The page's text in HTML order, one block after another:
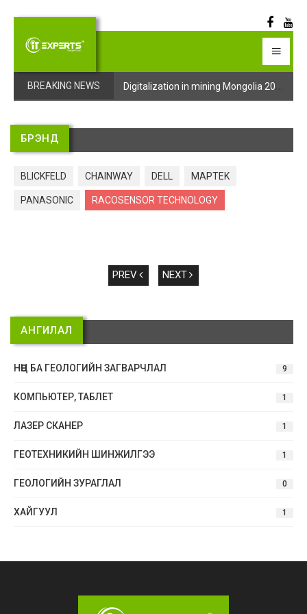
BREAKING NEWS
Digitalization in mining Mongolia 2025 арга хэмжээний бүртгэл эхэллээ Digitalization in mining Mongolia 2025 арга хэмжээний бүртгэл эхэллээ
БРЭНД
BLICKFELD CHAINWAY DELL MAPTEK
PANASONIC RACOSENSOR TECHNOLOGY
PREV NEXT
АНГИЛАЛ
НӨӨЦ БА ГЕОЛОГИЙН ЗАГВАРЧЛАЛ 9
КОМПЬЮТЕР, ТАБЛЕТ 1
ЛАЗЕР СКАНЕР 1
ГЕОТЕХНИКИЙН ШИНЖИЛГЭЭ 1
ГЕОЛОГИЙН ЗУРАГЛАЛ 0
ХАЙГУУЛ 1